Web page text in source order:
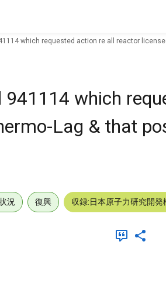
which requested action re all reactor
which
Lag & that
況 復興 収録:日本原子力研究開